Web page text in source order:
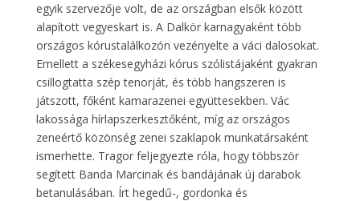
egyik szervezője volt, de az országban elsők között
alapított vegyeskart is. A Dalkör karnagyaként több
országos kórustalálkozón vezényelte a váci dalosokat.
Emellett a székesegyházi kórus szólistájaként gyakran
csillogtatta szép tenorját, és több hangszeren is
játszott, főként kamarazenei együttesekben. Vác
lakossága hírlapszerkesztőként, míg az országos
zeneértő közönség zenei szaklapok munkatársaként
ismerhette. Tragor feljegyezte róla, hogy többször
segített Banda Marcinak és bandájának új darabok
betanulásában. Írt hegedű-, gordonka és